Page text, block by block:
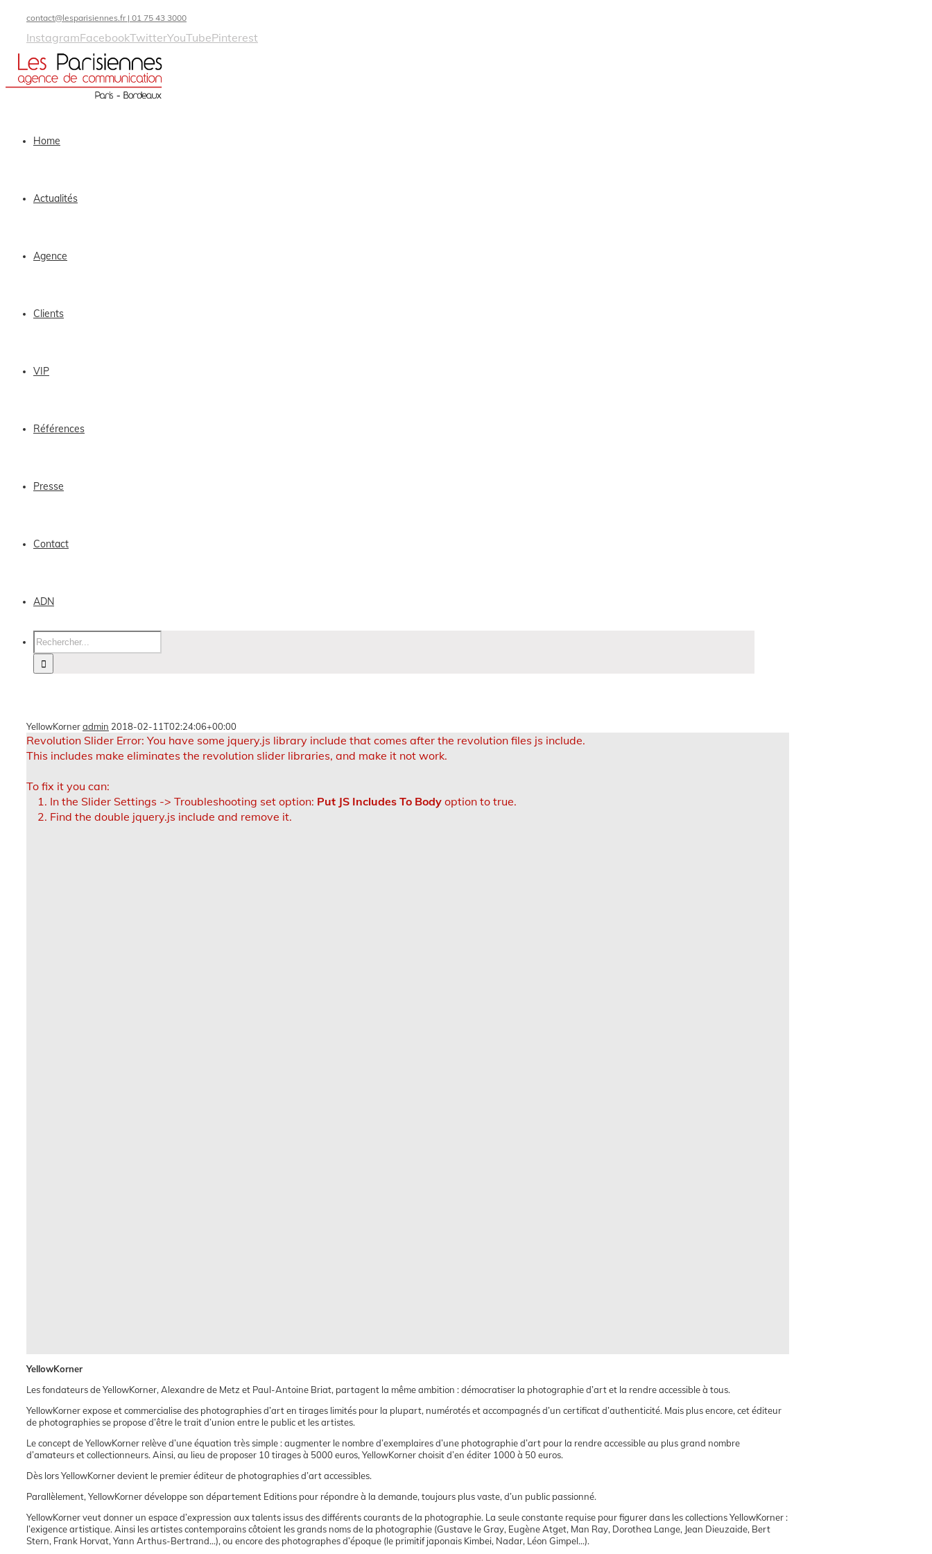
contact@lesparisiennes.fr | 01 75 43 3000
InstagramFacebookTwitterYouTubePinterest
Home
Actualités
Agence
Clients
VIP
Références
Presse
Contact
ADN
YellowKorneradmin 2018-02-11T02:24:06+00:00
Revolution Slider Error: You have some jquery.js library include that comes after the revolution files js include.
This includes make eliminates the revolution slider libraries, and make it not work.
To fix it you can:
1. In the Slider Settings -> Troubleshooting set option: Put JS Includes To Body option to true.
2. Find the double jquery.js include and remove it.
YellowKorner
Les fondateurs de YellowKorner, Alexandre de Metz et Paul-Antoine Briat, partagent la même ambition : démocratiser la photographie d’art et la rendre accessible à tous.
YellowKorner expose et commercialise des photographies d’art en tirages limités pour la plupart, numérotés et accompagnés d’un certificat d’authenticité. Mais plus encore, cet éditeur
de photographies se propose d’être le trait d’union entre le public et les artistes.
Le concept de YellowKorner relève d’une équation très simple : augmenter le nombre d’exemplaires d’une photographie d’art pour la rendre accessible au plus grand nombre
d’amateurs et collectionneurs. Ainsi, au lieu de proposer 10 tirages à 5000 euros, YellowKorner choisit d’en éditer 1000 à 50 euros.
Dès lors YellowKorner devient le premier éditeur de photographies d’art accessibles.
Parallèlement, YellowKorner développe son département Editions pour répondre à la demande, toujours plus vaste, d’un public passionné.
YellowKorner veut donner un espace d’expression aux talents issus des différents courants de la photographie. La seule constante requise pour figurer dans les collections YellowKorner :
l’exigence artistique. Ainsi les artistes contemporains côtoient les grands noms de la photographie (Gustave le Gray, Eugène Atget, Man Ray, Dorothea Lange, Jean Dieuzaide, Bert
Stern, Frank Horvat, Yann Arthus-Bertrand…), ou encore des photographes d’époque (le primitif japonais Kimbei, Nadar, Léon Gimpel…).